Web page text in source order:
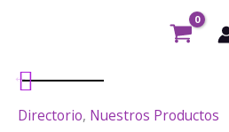
Directorio, Nuestros Productos